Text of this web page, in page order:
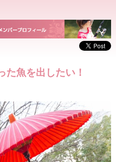
た魚を出したい！